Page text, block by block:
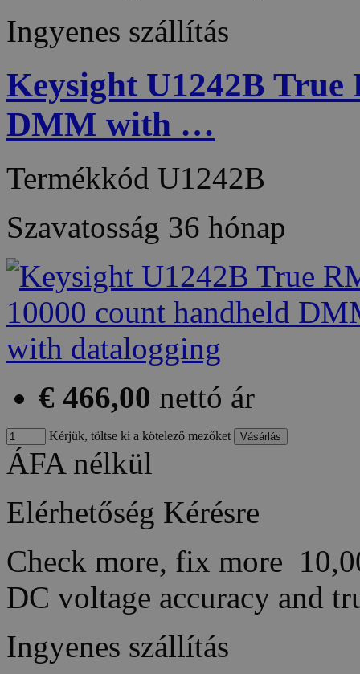
Ingyenes szállítás
Keysight U1242B True
DMM with …
Termékkód U1242B
Szavatosság 36 hónap
€ 466,00 nettó ár
Kérjük, töltse ki a kötelező mezőket
ÁFA nélkül
Elérhetőség Kérésre
Check more, fix more
DC voltage accuracy and
Ingyenes szállítás